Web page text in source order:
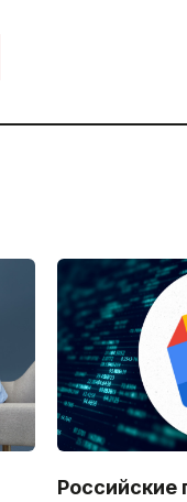
Российские